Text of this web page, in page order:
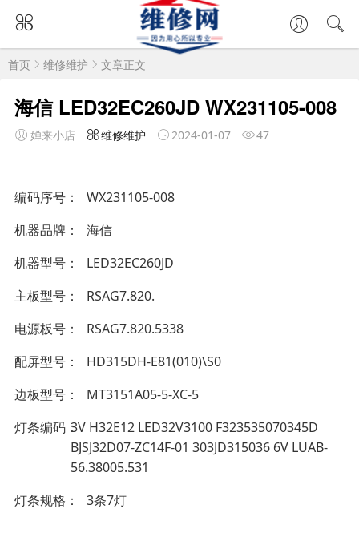
首页 维修维护 文章正文
海信 LED32EC260JD WX231105-008
婵来小店 维修维护 2024-01-07 47
编码序号
WX231105-008
机器品牌
海信
机器型号
LED32EC260JD
主板型号
RSAG7.820.
电源板号
RSAG7.820.5338
配屏型号
HD315DH-E81(010)\S0
边板型号
MT3151A05-5-XC-5
灯条编码 3V H32E12 LED32V3100 F323535070345D
BJSJ32D07-ZC14F-01 303JD315036 6V LUAB-
56.38005.531
灯条规格
3条7灯